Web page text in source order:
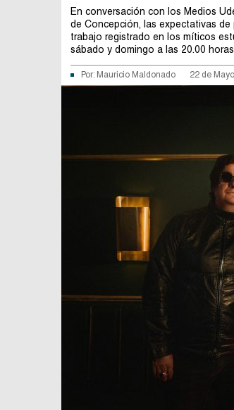
En conversación con los Medios
de Concepción, las expectativas
trabajo registrado en los míticos
sábado y domingo a las 20.00
Por: Mauricio Maldonado 22 de